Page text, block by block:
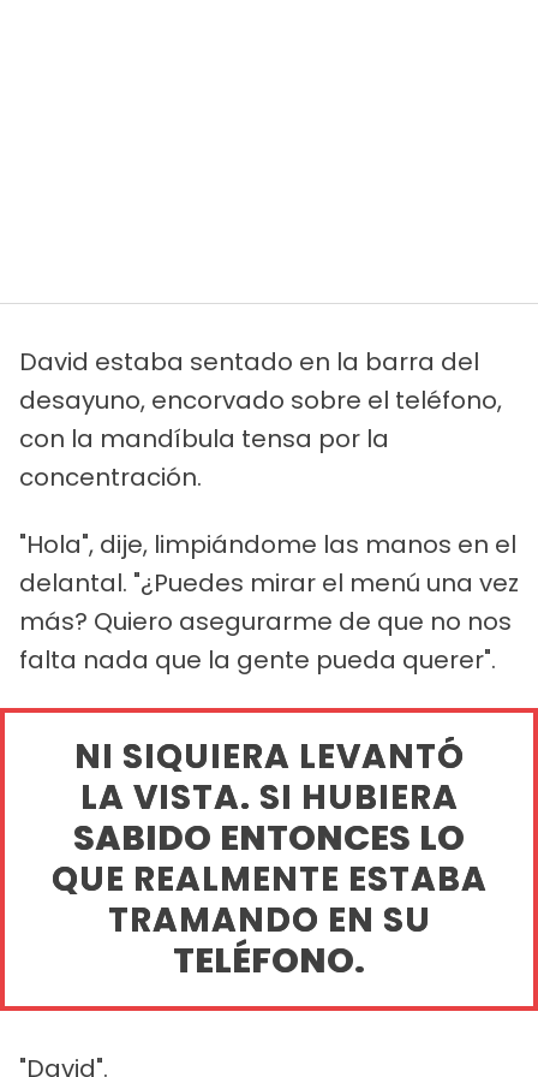
David estaba sentado en la barra del
desayuno, encorvado sobre el teléfono,
con la mandíbula tensa por la
concentración.
"Hola", dije, limpiándome las manos en el
delantal. "¿Puedes mirar el menú una vez
más? Quiero asegurarme de que no nos
falta nada que la gente pueda querer".
NI SIQUIERA LEVANTÓ
LA VISTA. SI HUBIERA
SABIDO ENTONCES LO
QUE REALMENTE ESTABA
TRAMANDO EN SU
TELÉFONO.
"David".